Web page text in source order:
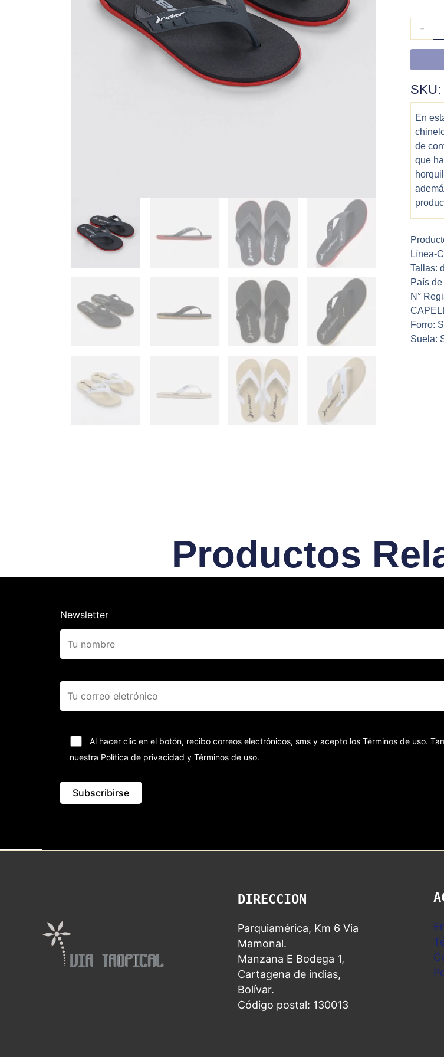
-
SKU:
En
de
que
Línea-
Tallas:
País de
N°
Forro:
Suela:
Productos
Newsletter
Al hacer clic en el botón, recibo correos electrónicos, sms y acepto los Términos de uso.
nuestra Política de privacidad y Términos de uso.
DIRECCION
Parquiamérica, Km 6 Via
Mamonal.
Manzana E Bodega 1,
Cartagena de indias,
Bolívar.
Código postal: 130013